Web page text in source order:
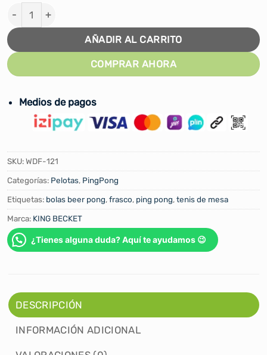
PELOTAS PING PONG KING X60 UNID - TRES
AÑADIR AL CARRITO
COMPRAR AHORA
Medios de pagos
SKU:WDF-121
Categorías: Pelotas, PingPong
Etiquetas: bolas beer pong,frasco, ping pong,tenis de mesa
Marca: KING BECKET
¿Tienes alguna duda? Aquí te ayudamos 😉
DESCRIPCIÓN
INFORMACIÓN ADICIONAL